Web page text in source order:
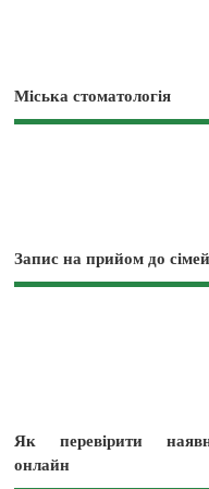
Міська стоматологія
Запис на прийом до
Як перевірити
онлайн